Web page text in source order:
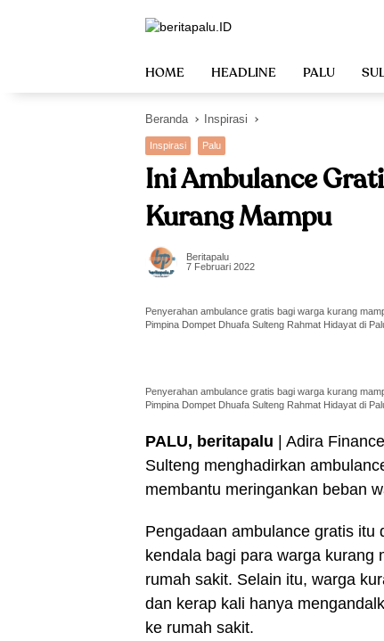
HOME HEADLINE PALU
Beranda Inspirasi
Inspirasi Palu
Ini Ambulance
Kurang Mampu
Beritapalu
7 Februari 2022
Penyerahan ambulance gratis bagi warga kurang
Pimpina Dompet Dhuafa Sulteng Rahmat Hidayat di
Penyerahan ambulance gratis bagi warga kurang
Pimpina Dompet Dhuafa Sulteng Rahmat Hidayat di
PALU, beritapalu | Adira
Sulteng menghadirkan
membantu meringankan beban
Pengadaan ambulance gratis itu
kendala bagi para warga kurang
rumah sakit. Selain itu, warga
dan kerap kali hanya
ke rumah sakit.